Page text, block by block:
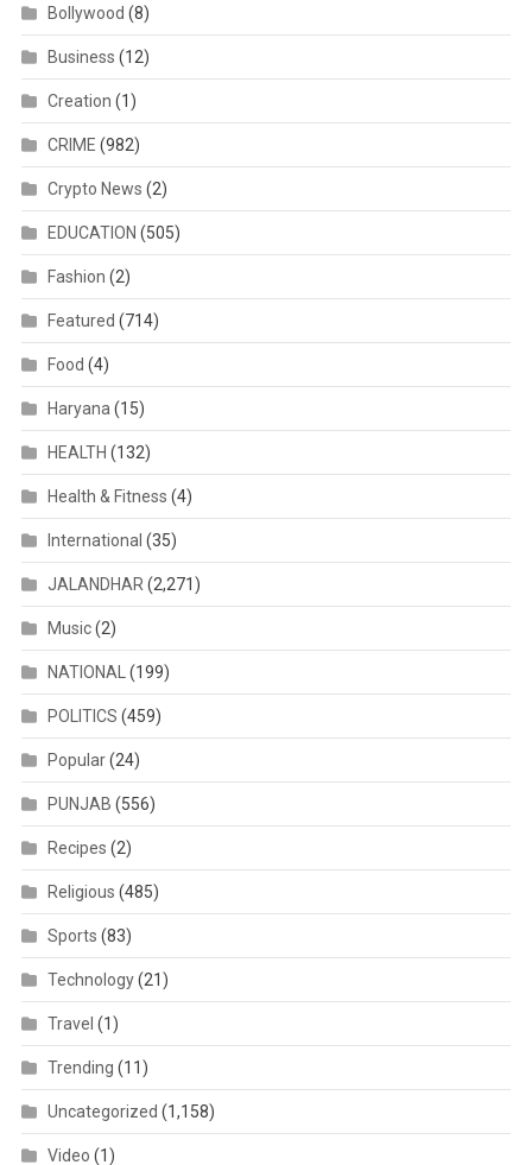
Bollywood (8)
Business (12)
Creation (1)
CRIME (982)
Crypto News (2)
EDUCATION (505)
Fashion (2)
Featured (714)
Food (4)
Haryana (15)
HEALTH (132)
Health & Fitness (4)
International (35)
JALANDHAR (2,271)
Music(2)
NATIONAL (199)
POLITICS (459)
Popular(24)
PUNJAB (556)
Recipes (2)
Religious (485)
Sports (83)
Technology(21)
Travel (1)
Trending (11)
Uncategorized (1,158)
Video (1)